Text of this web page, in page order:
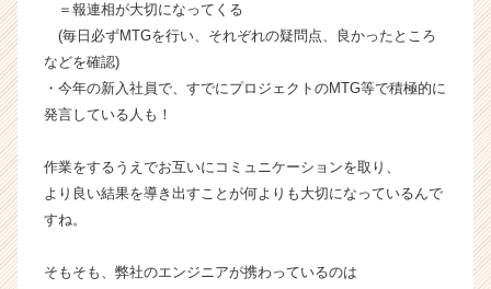
イ
ト
ア
キ
ア
（C
＝報連相が大切になってくる
(毎日必ずMTGを行い、それぞれの疑問点、良かったところ
などを確認)
・今年の新入社員で、すでにプロジェクトのMTG等で積極的に
発言している人も！
作業をするうえでお互いにコミュニケーションを取り、
より良い結果を導き出すことが何よりも大切になっているんで
すね。
そもそも、弊社のエンジニアが携わっているのは